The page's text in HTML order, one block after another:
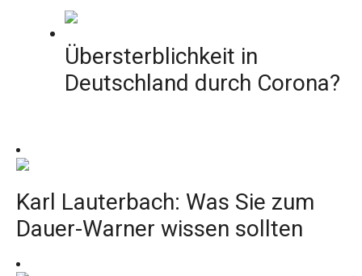
Übersterblichkeit in
Deutschland durch Corona?
Karl Lauterbach: Was Sie zum
Dauer-Warner wissen sollten